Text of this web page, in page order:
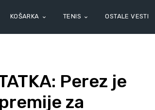
KOŠARKA TENIS OSTALE VESTI
Perez je
za